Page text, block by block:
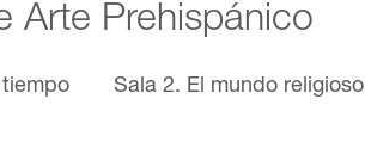
Arte Prehispánico
Sala 2. El mundo religioso